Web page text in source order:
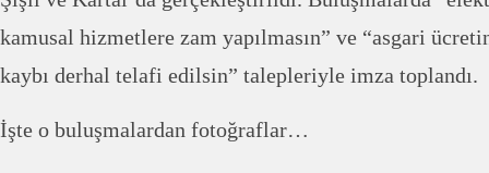
kamusal hizmetlere zam yapılmasın” ve “asgari
kaybı derhal telafi edilsin” talepleriyle imza toplandı.
İşte o buluşmalardan fotoğraflar…